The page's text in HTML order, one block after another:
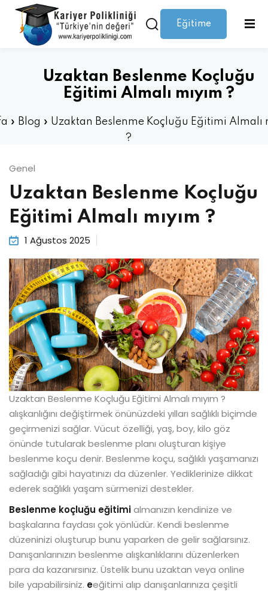
Eğitime
Uzaktan Beslenme Koçluğu
Eğitimi Almalı mıyım ?
» Blog » Uzaktan Beslenme Koçluğu Eğitimi Almalı
?
Genel
Uzaktan Beslenme Koçluğu
Eğitimi Almalı mıyım ?
1 Ağustos 2025
Uzaktan Beslenme Koçluğu Eğitimi Almalı mıyım ?
alışkanlığını değiştirmek önünüzdeki yılları sağlıklı biçimde
geçirmenizi sağlar. Vücut özelliği, yaş, boy, kilo göz
önünde tutularak beslenme planı oluşturan kişiye
beslenme koçu denir. Beslenme koçu, sağlıklı yaşamanızı
sağladığı gibi hayatınızı da düzenler. Yediklerinize dikkat
ederek sağlıklı yaşam sürmenizi destekler.
Beslenme koçluğu eğitimialmanızın kendinize ve
başkalarına faydası çok yönlüdür. Kendi beslenme
düzeninizi oluşturup bunu yaparken de gelir sağlarsınız.
Danışanlarınızın beslenme alışkanlıklarını düzenlerken
para da kazanırsınız. Üstelik bunu uzaktan veya online
bile yapabilirsiniz. eeğitimi alıp danışanlarınıza çeşitli
Giriş yap Kaydolmak
Hesabınız yok mu?Kaydolmak
Beni hatırla Şifrenizi mi kaybettiniz?